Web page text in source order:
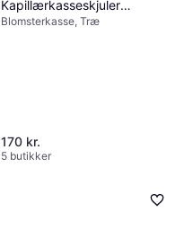
Kapillærkasseskjuler
Plantekasse
Blomsterkasse, Træ
170 kr.
5 butikker